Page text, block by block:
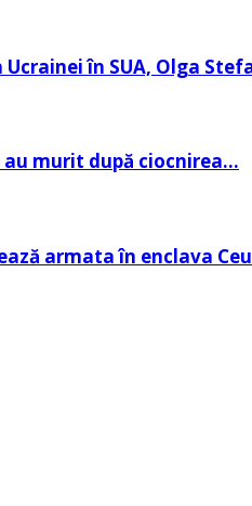
în SUA, Olga
au murit după ciocnirea…
armata în enclava